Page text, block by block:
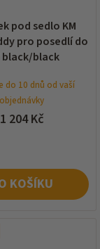
pod sedlo KM
pro posedlí do
black/black
do 10 dnů od vaší
objednávky
1 204 Kč
KOŠÍKU